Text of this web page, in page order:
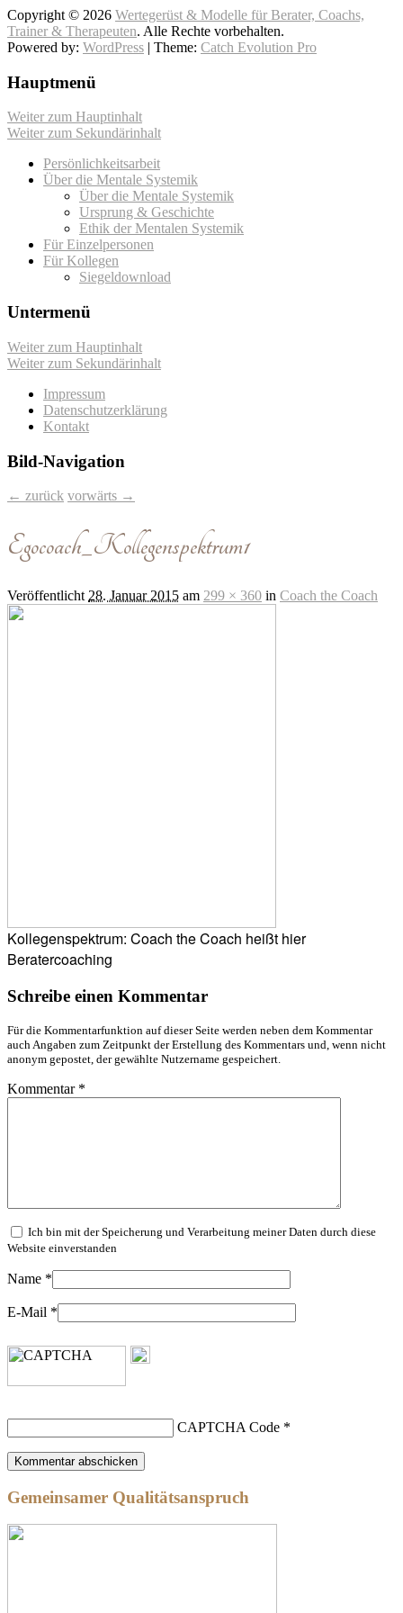
Copyright © 2026 Wertegerüst & Modelle für Berater, Coachs,
Trainer & Therapeuten. Alle Rechte vorbehalten.
Powered by: WordPress | Theme: Catch Evolution Pro
Hauptmenü
Weiter zum Hauptinhalt
Weiter zum Sekundärinhalt
Persönlichkeitsarbeit
Über die Mentale Systemik
Über die Mentale Systemik
Ursprung & Geschichte
Ethik der Mentalen Systemik
Für Einzelpersonen
Für Kollegen
Siegeldownload
Untermenü
Weiter zum Hauptinhalt
Weiter zum Sekundärinhalt
Impressum
Datenschutzerklärung
Kontakt
Bild-Navigation
← zurück vorwärts →
Egocoach_Kollegenspektrum1
Veröffentlicht28. Januar 2015 am 299 × 360 in Coach the Coach
Kollegenspektrum: Coach the Coach heißt hier
Beratercoaching
Schreibe einen Kommentar
Für die Kommentarfunktion auf dieser Seite werden neben dem Kommentar
auch Angaben zum Zeitpunkt der Erstellung des Kommentars und, wenn nicht
anonym gepostet, der gewählte Nutzername gespeichert.
Kommentar *
Ich bin mit der Speicherung und Verarbeitung meiner Daten durch diese
Website einverstanden
Name *
E-Mail *
CAPTCHA Code *
Gemeinsamer Qualitätsanspruch